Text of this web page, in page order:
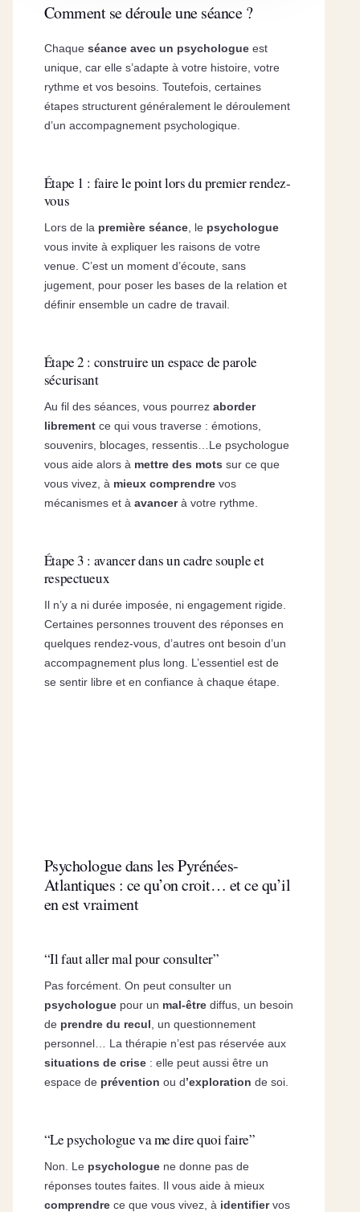
Comment se déroule une séance ?
Chaque séance avec un psychologueest
unique, car elle s’adapte à votre histoire, votre
rythme et vos besoins. Toutefois, certaines
étapes structurent généralement le déroulement
d’un accompagnement psychologique.
Étape 1 : faire le point lors du premier rendez-
vous
Lors de la première séance, le psychologue
vous invite à expliquer les raisons de votre
venue. C’est un moment d’écoute, sans
jugement, pour poser les bases de la relation et
définir ensemble un cadre de travail.
Étape 2 : construire un espace de parole
sécurisant
Au fil des séances, vous pourrez aborder
librementce qui vous traverse : émotions,
souvenirs, blocages, ressentis…Le psychologue
vous aide alors à mettre des mots sur ce que
vous vivez, à mieux comprendrevos
mécanismes et à avancerà votre rythme.
Étape 3 : avancer dans un cadre souple et
respectueux
Il n’y a ni durée imposée, ni engagement rigide.
Certaines personnes trouvent des réponses en
quelques rendez-vous, d’autres ont besoin d’un
accompagnement plus long. L’essentiel est de
se sentir libre et en confiance à chaque étape.
Psychologue dans les Pyrénées-
Atlantiques : ce qu’on croit… et ce qu’il
en est vraiment
“Il faut aller mal pour consulter”
Pas forcément. On peut consulter un
psychologuepour un mal-êtrediffus, un besoin
de prendre du recul , un questionnement
personnel… La thérapie n’est pas réservée aux
situations de crise: elle peut aussi être un
espace de prévention ou d’exploration de soi.
“Le psychologue va me dire quoi faire”
Non. Le psychologuene donne pas de
réponses toutes faites. Il vous aide à mieux
comprendrece que vous vivez, à identifiervos